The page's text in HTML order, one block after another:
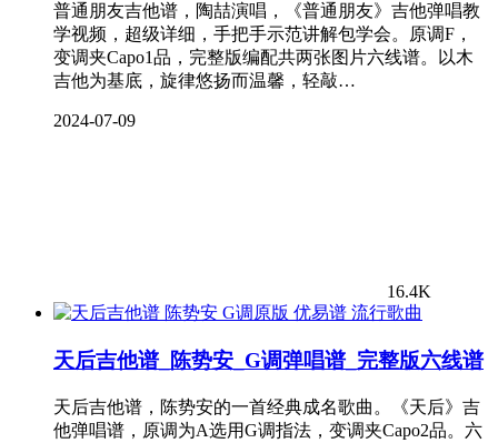
普通朋友吉他谱，陶喆演唱，《普通朋友》吉他弹唱教
学视频，超级详细，手把手示范讲解包学会。原调F，
变调夹Capo1品，完整版编配共两张图片六线谱。以木
吉他为基底，旋律悠扬而温馨，轻敲…
2024-07-09
16.4K
流行歌曲
天后吉他谱_陈势安_G调弹唱谱_完整版六线谱
天后吉他谱，陈势安的一首经典成名歌曲。《天后》吉
他弹唱谱，原调为A选用G调指法，变调夹Capo2品。六